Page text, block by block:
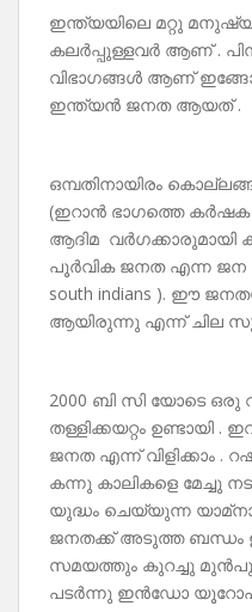
ഇന്ത്യയിലെ മറ്റു
കലർപ്പുള്ളവർ ആണ് .
വിഭാഗങ്ങൾ ആണ്
ഇന്ത്യൻ ജനത ആയത് .
ഒമ്പതിനായിരം
(ഇറാൻ ഭാഗത്തെ
ആദിമ വർഗക്കാരുമായി
പൂർവിക ജനത എന്ന ജന
south indians ). ഈ
ആയിരുന്നു എന്ന് ചില
2000 ബി സി യോടെ
തള്ളിക്കയറ്റം ഉണ്ടായി
ജനത എന്ന് വിളിക്കാം .
കന്നു കാലികളെ മേച്ചു
യുദ്ധം ചെയ്യുന്ന
ജനതക്ക് അടുത്ത ബന്ധം
സമയത്തും കുറച്ചു
പടർന്നു ഇൻഡോ